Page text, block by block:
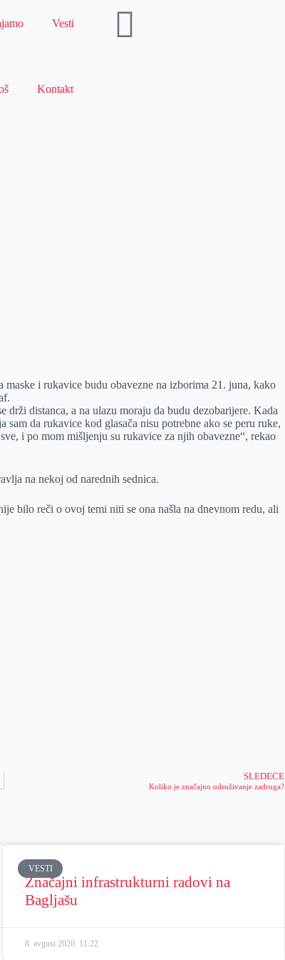
Vesti
Kontakt
i rukavice budu obavezne na izborima 21. juna, kako
drži distanca, a na ulazu moraju da budu dezobarijere. Kada
da rukavice kod glasača nisu potrebne ako se peru ruke,
i po mom mišljenju su rukavice za njih obavezne“, rekao
na nekoj od narednih sednica.
bilo reči o ovoj temi niti se ona našla na dnevnom redu, ali
SLEDEĆE
Koliko je značajno udruživanje zadruga?
VESTI
Značajni infrastrukturni radovi na
Bagljašu
8. avgust 2026. 11:22